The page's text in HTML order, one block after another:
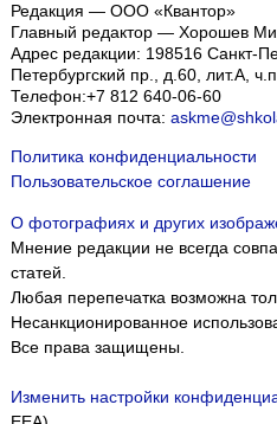
Редакция — ООО «Квантор»
Главный редактор — Хорошев
Адрес редакции: 198516 Санкт-
Петербургский пр., д.60, лит.А,
Телефон:+7 812 640-06-60
Электронная почта:
Политика конфиденциальности
Пользовательское соглашение
О фотографиях и других
Мнение редакции не всегда
статей.
Любая перепечатка возможна
Несанкционированное
Все права защищены.
Изменить настройки